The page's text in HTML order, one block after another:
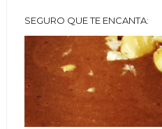
SEGURO QUE TE ENCANTA: